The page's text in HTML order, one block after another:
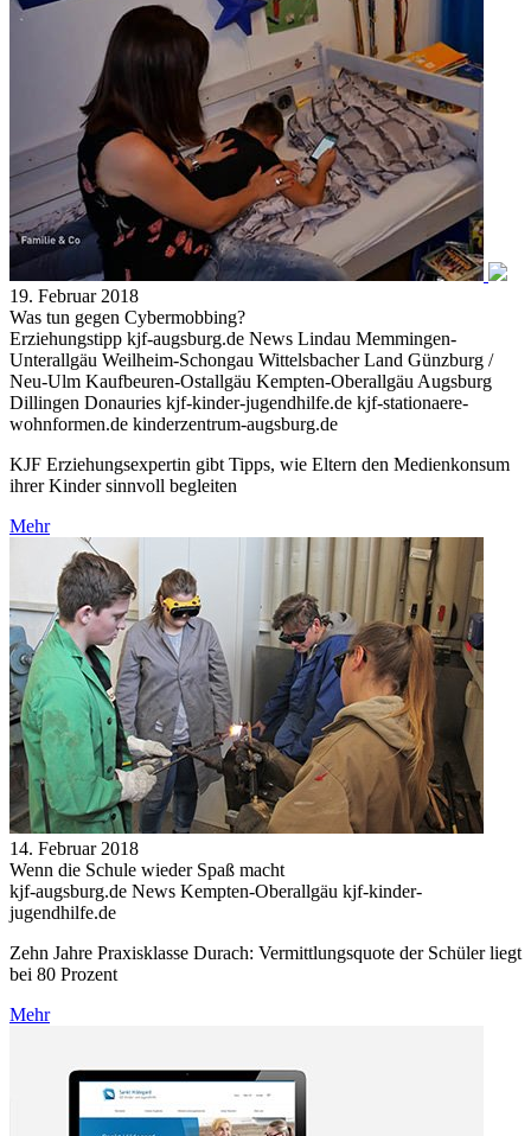
19. Februar 2018
Was tun gegen Cybermobbing?
Erziehungstipp kjf-augsburg.de News Lindau Memmingen-
Unterallgäu Weilheim-Schongau Wittelsbacher Land Günzburg /
Neu-Ulm Kaufbeuren-Ostallgäu Kempten-Oberallgäu Augsburg
Dillingen Donauries kjf-kinder-jugendhilfe.de kjf-stationaere-
wohnformen.de kinderzentrum-augsburg.de
KJF Erziehungsexpertin gibt Tipps, wie Eltern den Medienkonsum
ihrer Kinder sinnvoll begleiten
Mehr
14. Februar 2018
Wenn die Schule wieder Spaß macht
kjf-augsburg.de News Kempten-Oberallgäu kjf-kinder-
jugendhilfe.de
Zehn Jahre Praxisklasse Durach: Vermittlungsquote der Schüler liegt
bei 80 Prozent
Mehr